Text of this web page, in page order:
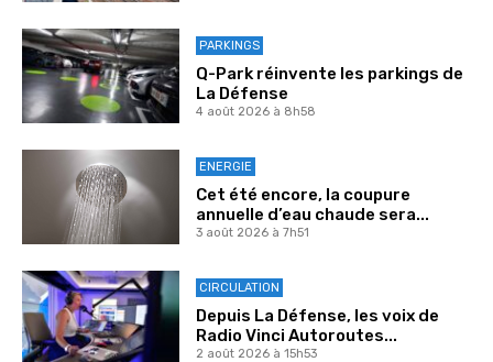
PARKINGS
Q-Park réinvente les parkings de
La Défense
4 août 2026 à 8h58
ENERGIE
Cet été encore, la coupure
annuelle d’eau chaude sera...
3 août 2026 à 7h51
CIRCULATION
Depuis La Défense, les voix de
Radio Vinci Autoroutes...
2 août 2026 à 15h53